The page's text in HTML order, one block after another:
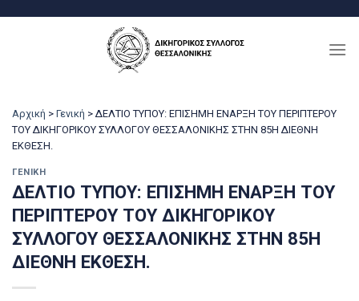
Αρχική > Γενική > ΔΕΛΤΙΟ ΤΥΠΟΥ: ΕΠΙΣΗΜΗ ΕΝΑΡΞΗ ΤΟΥ ΠΕΡΙΠΤΕΡΟΥ
ΤΟΥ ΔΙΚΗΓΟΡΙΚΟΥ ΣΥΛΛΟΓΟΥ ΘΕΣΣΑΛΟΝΙΚΗΣ ΣΤΗΝ 85Η ΔΙΕΘΝΗ
ΕΚΘΕΣΗ.
ΓΕΝΙΚΉ
ΔΕΛΤΙΟ ΤΥΠΟΥ: ΕΠΙΣΗΜΗ ΕΝΑΡΞΗ ΤΟΥ
ΠΕΡΙΠΤΕΡΟΥ ΤΟΥ ΔΙΚΗΓΟΡΙΚΟΥ
ΣΥΛΛΟΓΟΥ ΘΕΣΣΑΛΟΝΙΚΗΣ ΣΤΗΝ 85Η
ΔΙΕΘΝΗ ΕΚΘΕΣΗ.